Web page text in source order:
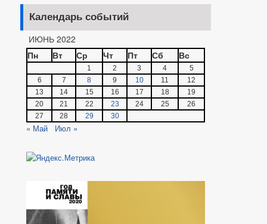
Календарь событий
ИЮНЬ 2022
Пн
Вт Ср Чт Пт Сб Вс
1 2 3 4
5
6
7 8 9 10 11
12
13
14 15 16 17 18
19
20
21 22 23 24 25
26
27
28 29 30
« Май Июл »